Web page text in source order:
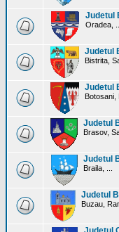
Judetul
Oradea, ...
Judetul
Bistrita,
Judetul
Botosani,
Judetul
Brasov,
Judetul
Braila, ...
Judetul
Buzau,